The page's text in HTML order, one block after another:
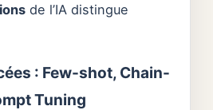
de l’IA distingue
: Few-shot, Chain-
Tuning